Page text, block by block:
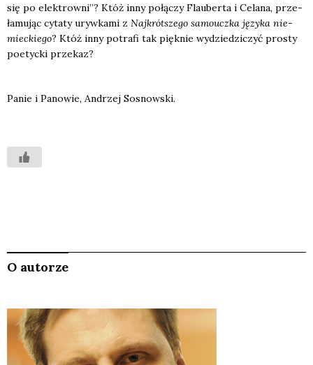
się po elek­trow­ni”? Któż inny połą­czy Flau­ber­ta i Cela­na, prze­
ła­mu­jąc cyta­ty uryw­ka­mi z Naj­krót­sze­go samo­ucz­ka języ­ka nie­
miec­kie­go? Któż inny potra­fi tak pięk­nie wydzie­dzi­czyć pro­sty
poetyc­ki prze­kaz?
Panie i Pano­wie, Andrzej Sosnow­ski.
O autorze